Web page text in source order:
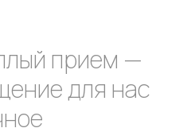
прием —
для нас